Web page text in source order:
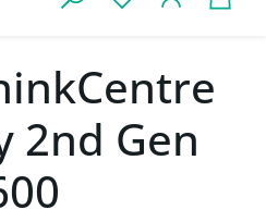
2nd Gen